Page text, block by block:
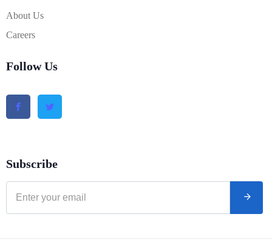
About Us
Careers
Follow Us
Subscribe